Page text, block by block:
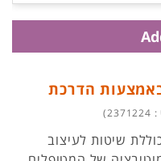
הדרכת
שיטות לעיצוב